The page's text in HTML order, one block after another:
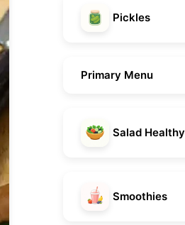
Pickles
Primary Menu
Salad Healthy
Smoothies